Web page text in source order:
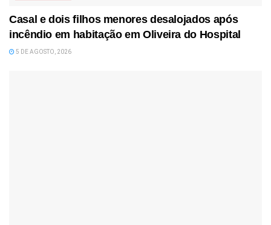
Casal e dois filhos menores desalojados após
incêndio em habitação em Oliveira do Hospital
5 DE AGOSTO, 2026